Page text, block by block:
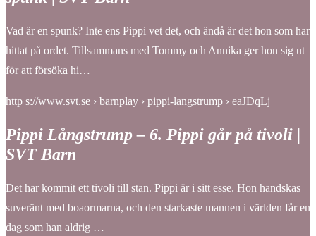
Vad är en spunk? Inte ens Pippi vet det, och ändå är det hon som har
hittat på ordet. Tillsammans med Tommy och Annika ger hon sig ut
för att försöka hi…
http s://www.svt.se › barnplay › pippi-langstrump › eaJDqLj
Pippi Långstrump – 6. Pippi går på tivoli |
SVT Barn
Det har kommit ett tivoli till stan. Pippi är i sitt esse. Hon handskas
suveränt med boaormarna, och den starkaste mannen i världen får en
dag som han aldrig …